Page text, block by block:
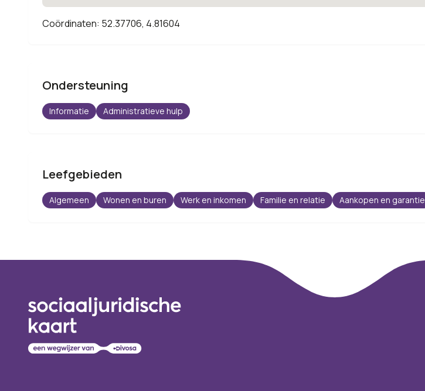
Coördinaten: 52.37706, 4.81604
Ondersteuning
Informatie Administratieve hulp
Leefgebieden
Algemeen Wonen en buren Werk en inkomen Familie en relatie Aankopen en garantie